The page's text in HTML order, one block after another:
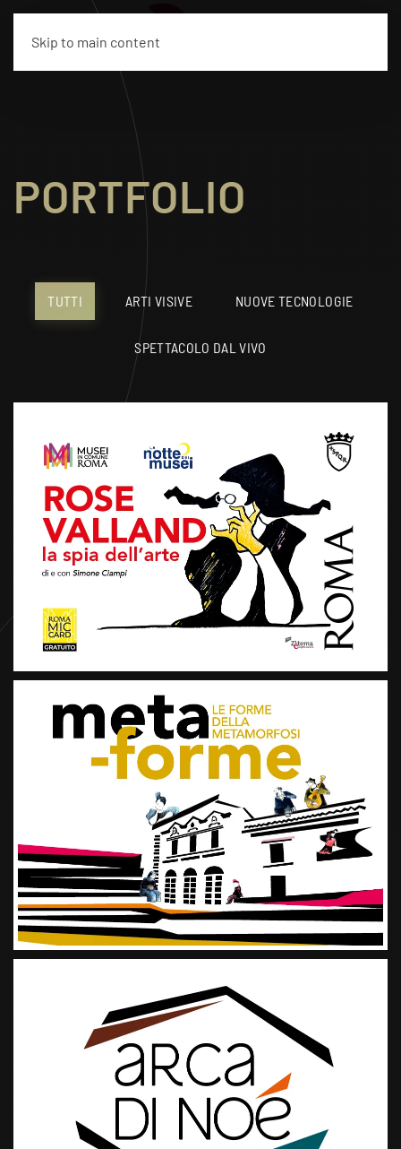
Skip to main content
PORTFOLIO
TUTTI ARTI VISIVE NUOVE TECNOLOGIE
SPETTACOLO DAL VIVO